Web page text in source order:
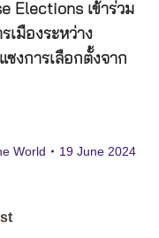
Elections เข้าร่วม
เมืองระหว่าง
ซงการเลือกตั้งจาก
World 19 June 2024